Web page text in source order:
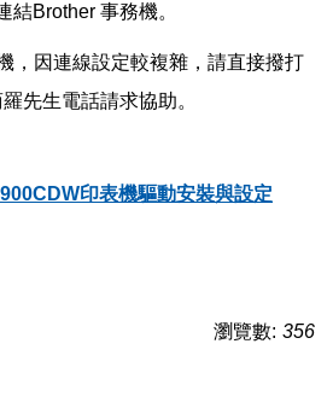
結Brother 事務機。
，因連線設定較複雜，請直接撥打
先生電話請求協助。
印表機驅動安裝與設定
瀏覽數: 356